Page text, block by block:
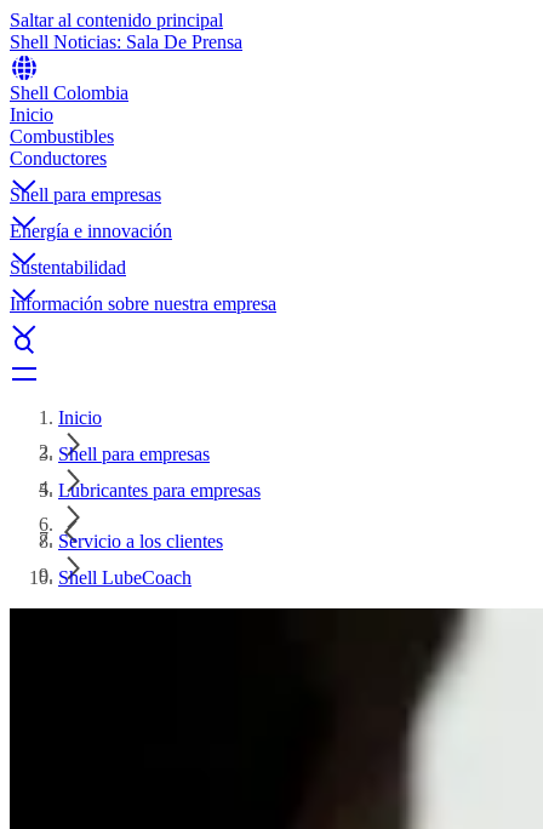
Saltar al contenido principal
Shell Noticias: Sala De Prensa
Shell Colombia
Inicio
Combustibles
Conductores
Shell para empresas
Energía e innovación
Sustentabilidad
Información sobre nuestra empresa
Inicio
Shell para empresas
Lubricantes para empresas
Servicio a los clientes
Shell LubeCoach